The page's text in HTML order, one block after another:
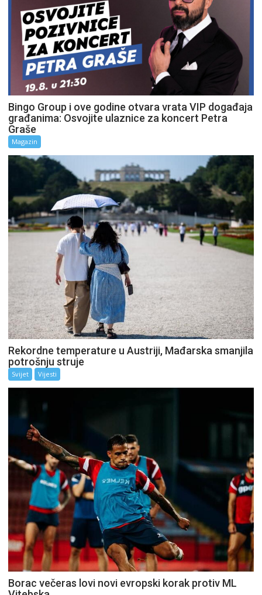
Bingo Group i ove godine otvara vrata VIP događaja
građanima: Osvojite ulaznice za koncert Petra
Graše
Magazin
Rekordne temperature u Austriji, Mađarska smanjila
potrošnju struje
Svijet Vijesti
Borac večeras lovi novi evropski korak protiv ML